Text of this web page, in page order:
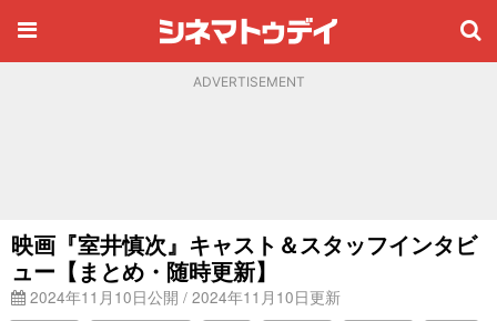
ADVERTISEMENT
映画『室井慎次』キャスト＆スタッフインタビ
ュー【まとめ・随時更新】
2024年11月10日公開 / 2024年11月10日更新